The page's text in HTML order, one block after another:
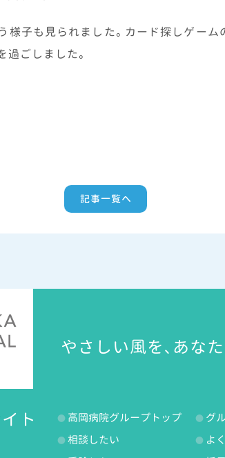
様子も見られました。カード探しゲーム
ごしました。
記事一覧へ
やさしい風を、あなた
高岡病院グループトップ
相談したい
グ
よ
ト